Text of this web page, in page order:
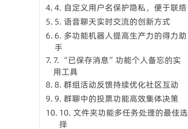
4. 自定义用户名保护隐私，便于联络
5. 语音聊天实时交流的创新方式
6. 多功能机器人提高生产力的得力助
手
7. “已保存消息”功能个人备忘的实
用工具
8. 群组活动反馈持续优化社区互动
9. 群聊中的投票功能高效集体决策
10. 文件夹功能多任务处理的最佳选
择